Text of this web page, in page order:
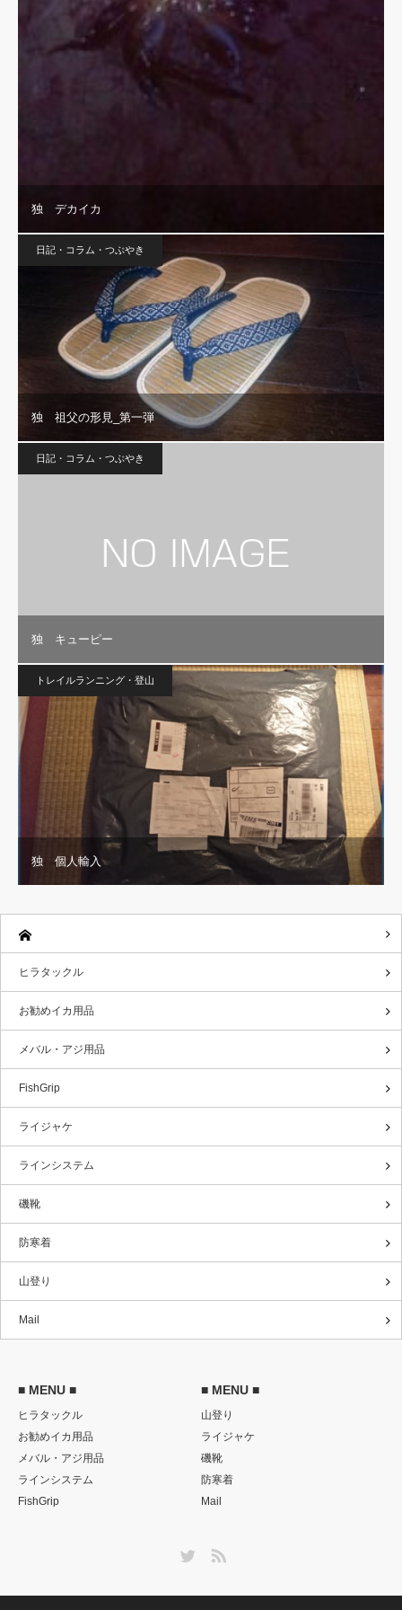
独 デカイカ
日記・コラム・つぶやき
独 祖父の形見_第一弾
日記・コラム・つぶやき
独 キューピー
トレイルランニング・登山
独 個人輸入
ヒラタックル
お勧めイカ用品
メバル・アジ用品
FishGrip
ライジャケ
ラインシステム
磯靴
防寒着
山登り
Mail
■ MENU ■
ヒラタックル
お勧めイカ用品
メバル・アジ用品
ラインシステム
FishGrip
■ MENU ■
山登り
ライジャケ
磯靴
防寒着
Mail